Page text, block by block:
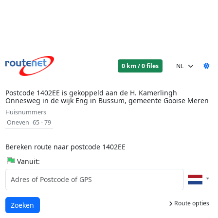
0 km / 0 files
Postcode 1402EE is gekoppeld aan de H. Kamerlingh
Onnesweg in de wijk Eng in Bussum, gemeente Gooise Meren
Huisnummers
Oneven 65 - 79
Bereken route naar postcode 1402EE
Vanuit:
Route opties
Laden...
Zoeken